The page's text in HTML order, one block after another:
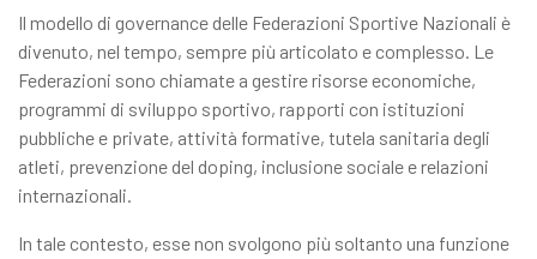
Il modello di governance delle Federazioni Sportive Nazionali è
divenuto, nel tempo, sempre più articolato e complesso. Le
Federazioni sono chiamate a gestire risorse economiche,
programmi di sviluppo sportivo, rapporti con istituzioni
pubbliche e private, attività formative, tutela sanitaria degli
atleti, prevenzione del doping, inclusione sociale e relazioni
internazionali.
In tale contesto, esse non svolgono più soltanto una funzione